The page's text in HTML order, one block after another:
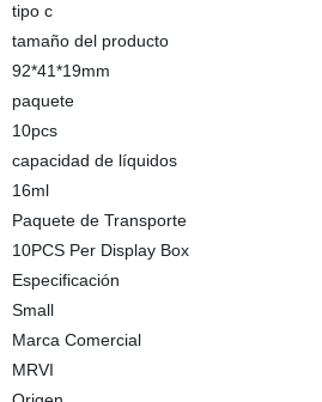
tipo c
tamaño del producto
92*41*19mm
paquete
10pcs
capacidad de líquidos
16ml
Paquete de Transporte
10PCS Per Display Box
Especificación
Small
Marca Comercial
MRVI